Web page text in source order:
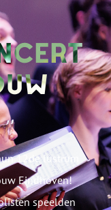
12de lustrum
Eindhoven!
speelden